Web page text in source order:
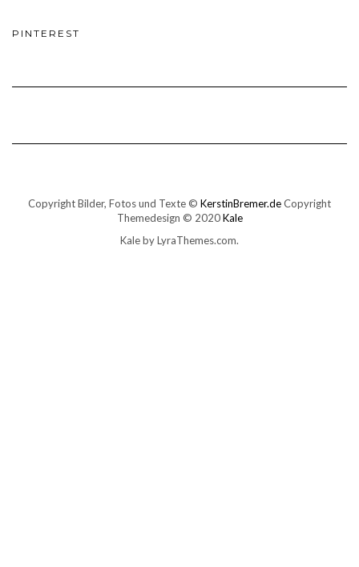
PINTEREST
Copyright Bilder, Fotos und Texte © KerstinBremer.deCopyright
Themedesign © 2020Kale
Kaleby LyraThemes.com.